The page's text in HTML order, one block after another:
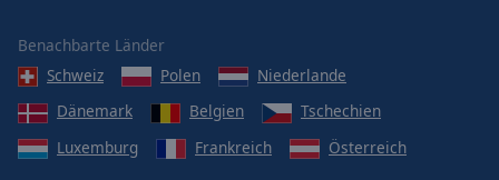
Benachbarte Länder
Schweiz
Polen
Niederlande
Dänemark
Belgien
Tschechien
Luxemburg
Frankreich Österreich